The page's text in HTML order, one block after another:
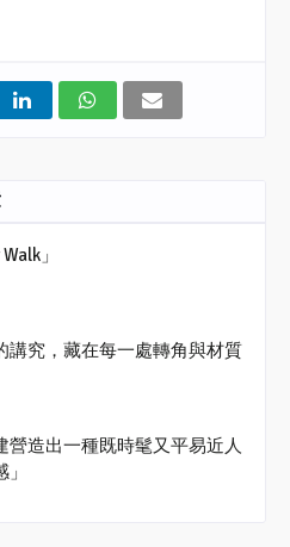
」
講究，藏在每一處轉角與材質
營造出一種既時髦又平易近人